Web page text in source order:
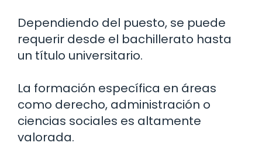
Dependiendo del puesto, se puede
requerir desde el bachillerato hasta
un título universitario.
La formación específica en áreas
como derecho, administración o
ciencias sociales es altamente
valorada.